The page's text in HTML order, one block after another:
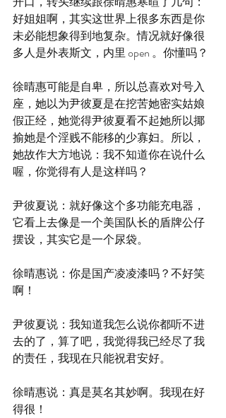
好姐姐啊，其实这世界上很多东西是你
未必能想象得到地复杂。情况就好像很
多人是外表斯文，内里 open 。你懂吗？
徐晴惠可能是自卑，所以总喜欢对号入
座，她以为尹彼夏是在挖苦她密实姑娘
假正经，她觉得尹彼夏看不起她所以揶
揄她是个淫贱不能移的少寡妇。所以，
她故作大方地说：我不知道你在说什么
喔，你觉得有人是这样吗？
尹彼夏说：就好像这个多功能充电器，
它看上去像是一个美国队长的盾牌公仔
摆设，其实它是一个尿袋。
徐晴惠说：你是国产凌凌漆吗？不好笑
啊！
尹彼夏说：我知道我怎么说你都听不进
去的了，算了吧，我觉得我已经尽了我
的责任，我现在只能祝君安好。
徐晴惠说：真是莫名其妙啊。我现在好
得很！